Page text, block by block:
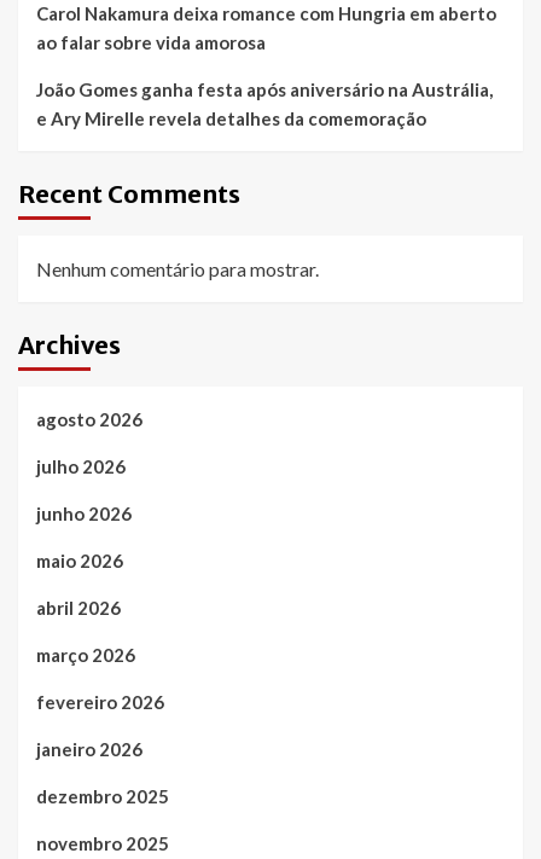
Carol Nakamura deixa romance com Hungria em aberto
ao falar sobre vida amorosa
João Gomes ganha festa após aniversário na Austrália,
e Ary Mirelle revela detalhes da comemoração
Recent Comments
Nenhum comentário para mostrar.
Archives
agosto 2026
julho 2026
junho 2026
maio 2026
abril 2026
março 2026
fevereiro 2026
janeiro 2026
dezembro 2025
novembro 2025